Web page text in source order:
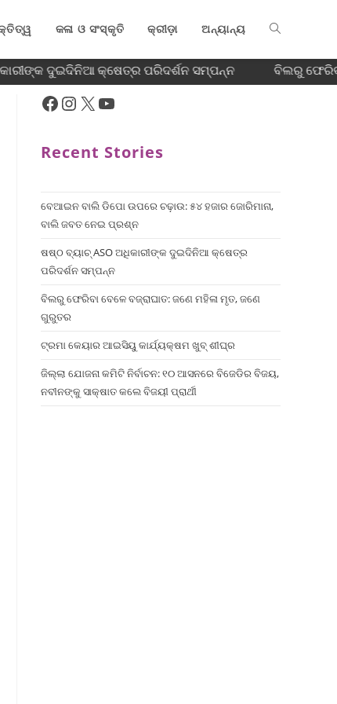
କଳା ଓ ସଂସ୍କୃତି କ୍ରୀଡ଼ା ଅନ୍ୟାନ୍ୟ
ଦୁଇଦିନିଆ କ୍ଷେତ୍ର ପରିଦର୍ଶନ ସମ୍ପନ୍ନ ବିଲରୁ
Recent Stories
ବେଆଇନ ବାଲି ଡିପୋ ଉପରେ ଚଢ଼ାଉ: ୫୪ ହଜାର ଜୋରିମାନା,
ବାଲି ଜବତ ନେଇ ପ୍ରଶ୍ନ
ଷଷ୍ଠ ବ୍ୟାଚ୍‌ ASO ଅଧିକାରୀଙ୍କ ଦୁଇଦିନିଆ କ୍ଷେତ୍ର
ପରିଦର୍ଶନ ସମ୍ପନ୍ନ
ବିଲରୁ ଫେରିବା ବେଳେ ବଜ୍ରାଘାତ: ଜଣେ ମହିଳା ମୃତ, ଜଣେ
ଗୁରୁତର
ଟ୍ରମା କେୟାର ଆଇସିୟୁ କାର୍ଯ୍ୟକ୍ଷମ ଖୁବ୍ ଶୀଘ୍ର
ଜିଲ୍ଲା ଯୋଜନା କମିଟି ନିର୍ବାଚନ: ୧୦ ଆସନରେ ବିଜେଡିର ବିଜୟ,
ନବୀନଙ୍କୁ ସାକ୍ଷାତ କଲେ ବିଜୟୀ ପ୍ରାର୍ଥୀ